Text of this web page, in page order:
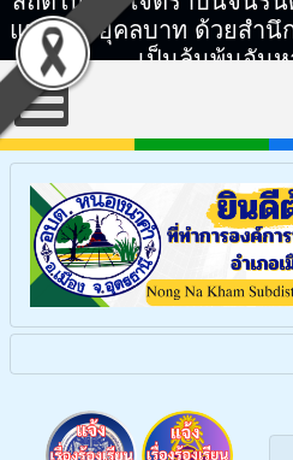
แทบพระยุคลบาท ด้วยสำ
เป็นล้นพ้นอัน